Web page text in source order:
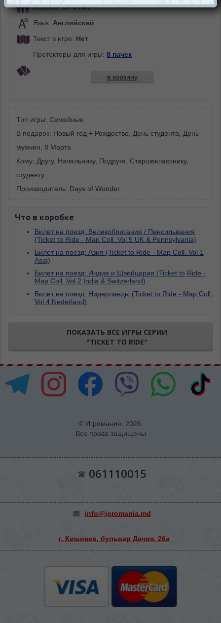
Возраст:от 8 лет
Язык: Английский
Текст в игре: Нет
Протекторы для игры: 8 пачек
в корзину
Тип игры: Семейные
В подарок: Новый год + Рождество, День студента, День
мужчин, 8 Марта
Кому: Другу, Начальнику, Подруге, Старшекласснику,
студенту
Производитель: Days of Wonder
Что в коробке
Билет на поезд: Великобритания / Пенсильвания
(Ticket to Ride - Map Coll. Vol 5 UK & Pennsylvania)
Билет на поезд: Азия (Ticket to Ride - Map Coll. Vol 1
Asia)
Билет на поезд: Индия и Швейцария (Ticket to Ride -
Map Coll. Vol 2 India & Switzerland)
Билет на поезд: Нидерланды (Ticket to Ride - Map Coll.
Vol 4 Nederland)
ПОКАЗАТЬ ВСЕ ИГРЫ СЕРИИ
"TICKET TO RIDE"
© Игромания, 2026.
Все права защищены
061110015
info@igromania.md
г. Кишинев, бульвар Дачия, 26а